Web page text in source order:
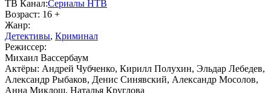
ТВ Ка­нал:Се­риа­лы НТВ
Воз­раст: 16 +
Жанр:
Де­тек­ти­вы, Кри­ми­нал
Ре­жис­сер:
Михаил Вассербаум
Ак­тё­ры: Андрей Чубченко, Кирилл Полухин, Эльдар Лебедев,
Александр Рыбаков, Денис Синявский, Александр Мосолов,
Анна Миклош, Наталья Круглова